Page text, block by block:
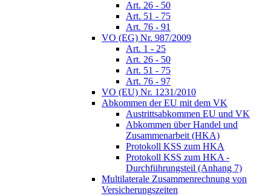
Art. 26 - 50
Art. 51 - 75
Art. 76 - 91
VO (EG) Nr. 987/2009
Art. 1 - 25
Art. 26 - 50
Art. 51 - 75
Art. 76 - 97
VO (EU) Nr. 1231/2010
Abkommen der EU mit dem VK
Austrittsabkommen EU und VK
Abkommen über Handel und
Zusammenarbeit (HKA)
Protokoll KSS zum HKA
Protokoll KSS zum HKA -
Durchführungsteil (Anhang 7)
Multilaterale Zusammenrechnung von
Versicherungszeiten